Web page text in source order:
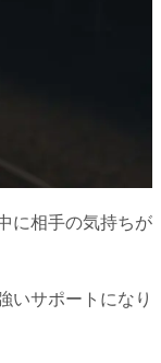
に相手の気持ちが
いサポートになり